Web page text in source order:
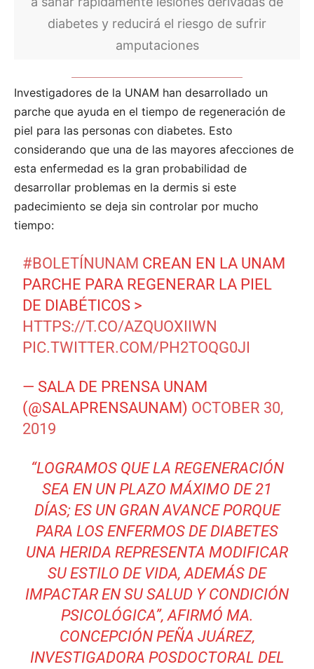
diabetes y reducirá el riesgo de sufrir
amputaciones
Investigadores de la UNAM han desarrollado un
parche que ayuda en el tiempo de regeneración de
piel para las personas con diabetes. Esto
considerando que una de las mayores afecciones de
esta enfermedad es la gran probabilidad de
desarrollar problemas en la dermis si este
padecimiento se deja sin controlar por mucho
tiempo:
#BOLETÍNUNAM CREAN EN LA UNAM
PARCHE PARA REGENERAR LA PIEL
DE DIABÉTICOS >
HTTPS://T.CO/AZQUOXIIWN
PIC.TWITTER.COM/PH2TOQG0JI
— SALA DE PRENSA UNAM
(@SALAPRENSAUNAM) OCTOBER 30,
2019
“LOGRAMOS QUE LA REGENERACIÓN
SEA EN UN PLAZO MÁXIMO DE 21
DÍAS; ES UN GRAN AVANCE PORQUE
PARA LOS ENFERMOS DE DIABETES
UNA HERIDA REPRESENTA MODIFICAR
SU ESTILO DE VIDA, ADEMÁS DE
IMPACTAR EN SU SALUD Y CONDICIÓN
PSICOLÓGICA”, AFIRMÓ MA.
CONCEPCIÓN PEÑA JUÁREZ,
INVESTIGADORA POSDOCTORAL DEL